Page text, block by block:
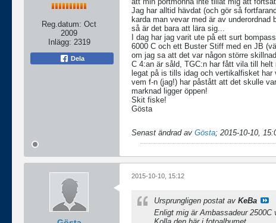
Reg.datum: Oct
2009
Inlägg: 2319
Dela
Jag har alltid hävdat (och gör så
karda man vevar med är av
så är det bara att lära sig...
I dag har jag varit ute på ett surt
6000 C och ett Buster Stiff med en JB
om jag sa att det var någon större skillnad.
C 4:an är såld, TGC:n har fått vila till
legat på is tills idag och vertikalfisket har
vem f-n (jag!) har påstått att det skulle
marknad ligger öppen!
Skit fiske!
Gösta
Senast ändrad av Gösta; 2015-10-10,
2015-10-10, 15:12
Ursprungligen postat av KeBa
Enligt mig är Ambassadeur 2500C